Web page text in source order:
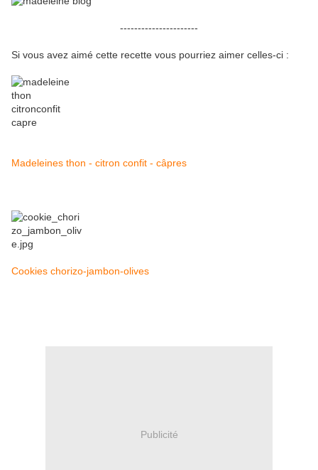
----------------------
Si vous avez aimé cette recette vous pourriez aimer celles-ci :
Madeleines thon - citron confit - câpres
Cookies chorizo-jambon-olives
Publicité